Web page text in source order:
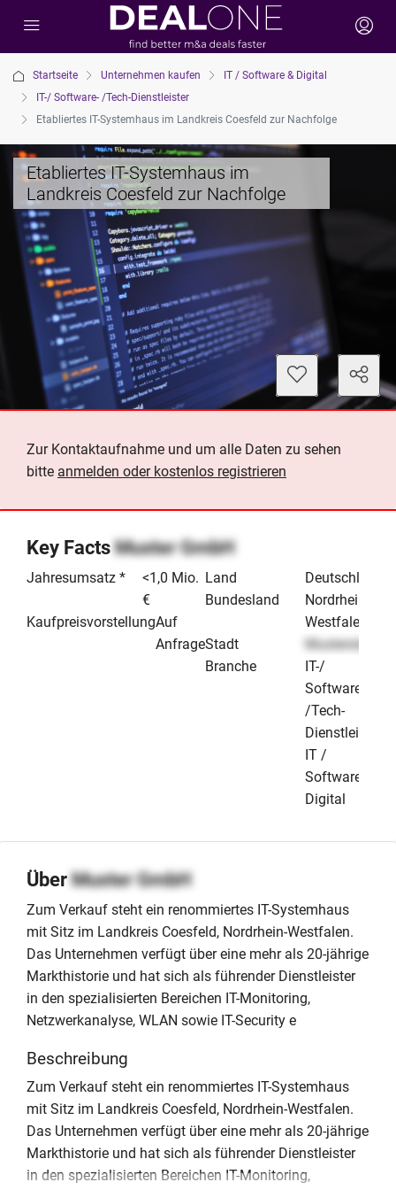
Startseite Unternehmen kaufen
IT / Software & Digital
IT-/ Software- /Tech-Dienstleister
Etabliertes IT-Systemhaus im Landkreis Coesfeld zur Nachfolge
Etabliertes IT-Systemhaus im
Landkreis Coesfeld zur Nachfolge
Zur Kontaktaufnahme und um alle Daten zu sehen
bitte anmelden oder kostenlos registrieren
Key FactsMuster GmbH
Jahresumsatz *
<1,0 Mio.
€
KaufpreisvorstellungAuf
Anfrage
Land
Deutschland
Bundesland
Nordrhein-
Westfalen
Stadt
Musterstadt
Branche
IT-/
Software-
/Tech-
Dienstleister
IT /
Software &
Digital
ÜberMuster GmbH
Zum Verkauf steht ein renommiertes IT-Systemhaus
mit Sitz im Landkreis Coesfeld, Nordrhein-Westfalen.
Das Unternehmen verfügt über eine mehr als 20-jährige
Markthistorie und hat sich als führender Dienstleister
in den spezialisierten Bereichen IT-Monitoring,
Netzwerkanalyse, WLAN sowie IT-Security e
Beschreibung
Zum Verkauf steht ein renommiertes IT-Systemhaus
mit Sitz im Landkreis Coesfeld, Nordrhein-Westfalen.
Das Unternehmen verfügt über eine mehr als 20-jährige
Markthistorie und hat sich als führender Dienstleister
in den spezialisierten Bereichen IT-Monitoring,